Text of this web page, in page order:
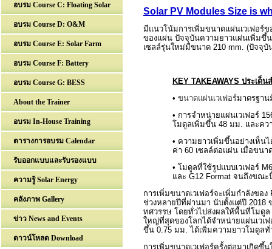
อบรม Course C: Floating Solar
อบรม Course D: O&M
อบรม Course E: Solar Farm
อบรม Course F: Battery
อบรม Course G: BESS
About the Trainer
อบรม In-House Training
ตารางการอบรม Calendar
รับออกแบบและรับรองแบบ
ความรู้ Solar Energy
คลังภาพ Gallery
ข่าว News and Events
ดาวน์โหลด Download
Solar PV Modules Size is
มีแนวโน้มการเพิ่มขนาดแผ่นเวเฟอร์
ของแผ่น ปัจจุบันความยาวแผ่นเพิ่มขึ้
เซลล์รุ่นใหม่มีขนาด 210 mm. (ปัจจุ
KEY TAKEAWAYS ประเด็น
• ขนาดแผ่นเวเฟอร์มาตรฐา
• การจำหน่ายแผ่นเวเฟอร์
โมดูลเพิ่มขึ้น 48 มม. และคว
• ความยาวเพิ่มขึ้นอย่างเห็
ค่า 60 เซลล์ต่อแผ่น เมื่อขนา
• โมดูลที่ใช้รูปแบบเวเฟอร์ M
และ G12 Format จนถึงขณะ
การเพิ่มขนาดเวเฟอร์จะเพิ่มกำลังของ
ช่วงหลายปีที่ผ่านมา นับตั้งแต่ปี 2018
ทศวรรษ โดยทั่วไปส่งผลให้พื้นที่โมดูล
ใหญ่ที่สุดของโลกได้จำหน่ายแผ่นเวเ
ขึ้น 0.75 มม. ได้เพิ่มความยาวโมดูล
การเพิ่มขนาดเวเฟอร์ครั้งต่อมาเกิดขึ้